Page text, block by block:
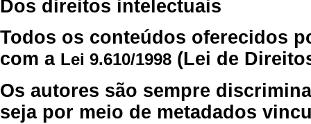
Dos direitos intelectuais
Todos os conteúdos oferecidos
com a Lei 9.610/1998 (Lei de
Os autores são sempre
seja por meio de metadados